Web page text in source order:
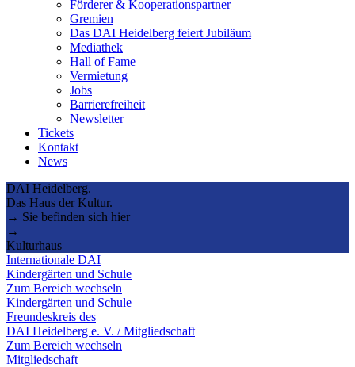
Förderer & Kooperationspartner
Gremien
Das DAI Heidelberg feiert Jubiläum
Mediathek
Hall of Fame
Vermietung
Jobs
Barrierefreiheit
Newsletter
Tickets
Kontakt
News
DAI Heidelberg.
Das Haus der Kultur.
→ Sie befinden sich hier
→
Kulturhaus
Internationale DAI
Kindergärten und Schule
Zum Bereich wechseln
Kindergärten und Schule
Freundeskreis des
DAI Heidelberg e. V. / Mitgliedschaft
Zum Bereich wechseln
Mitgliedschaft